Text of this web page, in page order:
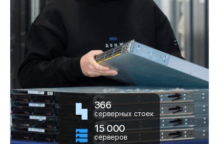
366
серверных стоек
15 000
серверов